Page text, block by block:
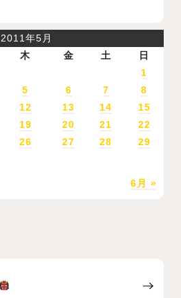
2011年5月
木 金 土 日
6月 »
1
5 6 7
8
12 13 14
15
19 20 21
22
26 27 28
29